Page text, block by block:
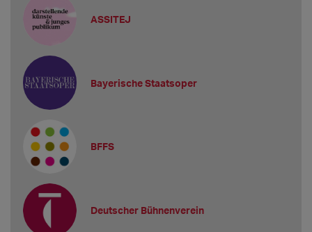
ASSITEJ
Bayerische Staatsoper
BFFS
Deutscher Bühnenverein